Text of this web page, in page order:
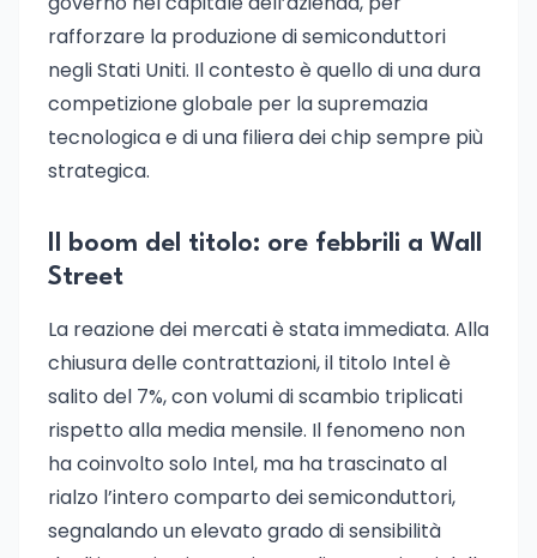
rafforzare la produzione di semiconduttori
negli Stati Uniti. Il contesto è quello di una dura
competizione globale per la supremazia
tecnologica e di una filiera dei chip sempre più
strategica.
Il boom del titolo: ore febbrili a Wall
Street
La reazione dei mercati è stata immediata. Alla
chiusura delle contrattazioni, il titolo Intel è
salito del 7%, con volumi di scambio triplicati
rispetto alla media mensile. Il fenomeno non
ha coinvolto solo Intel, ma ha trascinato al
rialzo l’intero comparto dei semiconduttori,
segnalando un elevato grado di sensibilità